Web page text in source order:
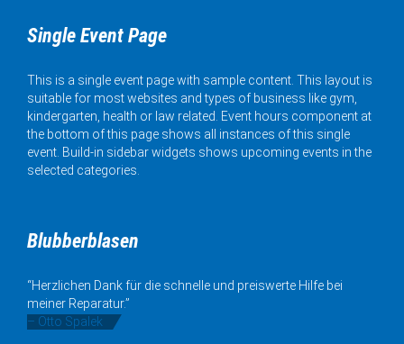
Single Event Page
This is a single event page with sample content. This layout is
suitable for most websites and types of business like gym,
kindergarten, health or law related. Event hours component at
the bottom of this page shows all instances of this single
event. Build-in sidebar widgets shows upcoming events in the
selected categories.
Blubberblasen
“Herzlichen Dank für die schnelle und preiswerte Hilfe bei
meiner Reparatur.”
– Otto Spalek